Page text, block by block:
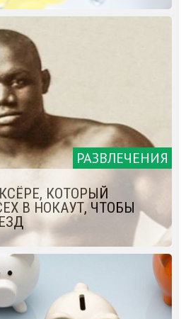
РАЗВЛЕЧЕНИЯ
КОТОРЫЙ
В НОКАУТ, ЧТОБЫ